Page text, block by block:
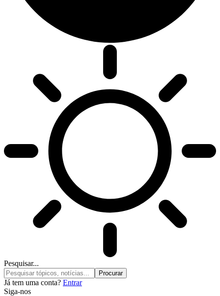
Pesquisar...
Já tem uma conta? Entrar
Siga-nos